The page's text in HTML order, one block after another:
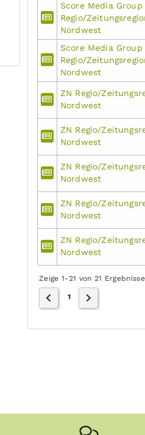
Score Media Group
Regio/
Nordwest
Score Media Group
Regio/
Nordwest
ZN Regio/
Nordwest
ZN Regio/
Nordwest
ZN Regio/
Nordwest
ZN Regio/
Nordwest
ZN Regio/
Nordwest
Zeige 1-21 von 21
1